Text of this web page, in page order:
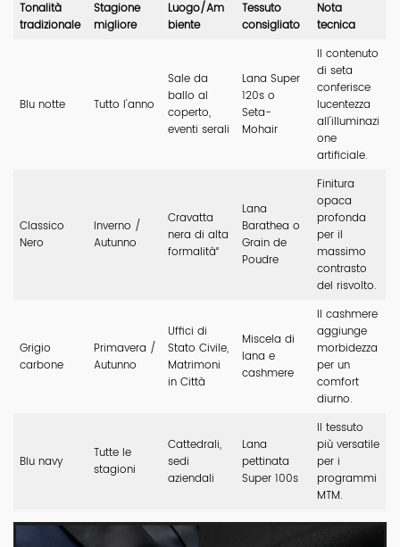
Tonalità
tradizionale
Stagione
migliore
Luogo/Am
biente
Tessuto
consigliato
Nota
tecnica
Blu notte Tutto l'anno
Sale da
ballo al
coperto,
eventi serali
Lana Super
120s o
Seta-
Mohair
Il contenuto
di seta
conferisce
lucentezza
all'illuminazi
one
artificiale.
Classico
Nero
Inverno /
Autunno
Cravatta
nera di alta
formalità“
Lana
Barathea o
Grain de
Poudre
Finitura
opaca
profonda
per il
massimo
contrasto
del risvolto.
Grigio
carbone
Primavera /
Autunno
Uffici di
Stato Civile,
Matrimoni
in Città
Miscela di
lana e
cashmere
Il cashmere
aggiunge
morbidezza
per un
comfort
diurno.
Blu navy
Tutte le
stagioni
Cattedrali,
sedi
aziendali
Lana
pettinata
Super 100s
Il tessuto
più versatile
per i
programmi
MTM.